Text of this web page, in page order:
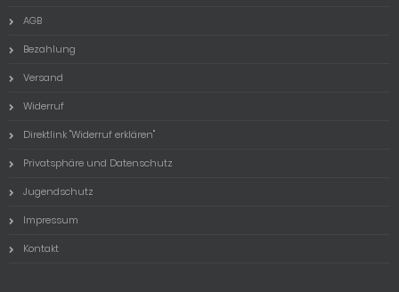
AGB
Bezahlung
Versand
Widerruf
Direktlink "Widerruf erklären"
Privatsphäre und Datenschutz
Jugendschutz
Impressum
Kontakt